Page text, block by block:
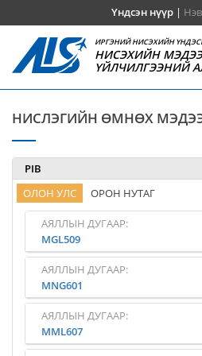
Үндсэн нүүр|
ИРГЭНИЙ НИСЭХИЙН
НИСЭХИЙН
ҮЙЛЧИЛГЭЭНИЙ
НИСЛЭГИЙН ӨМНӨХ
PIB
ОЛОН УЛС
ОРОН НУТАГ
АЯЛЛЫН ДУГААР:
MGL509
АЯЛЛЫН ДУГААР:
MNG601
АЯЛЛЫН ДУГААР:
MML607